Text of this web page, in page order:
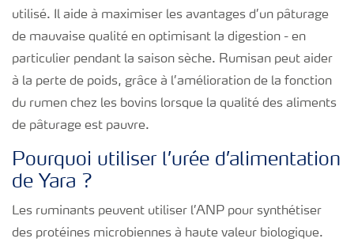
utilisé. Il aide à maximiser les avantages d’un pâturage
de mauvaise qualité en optimisant la digestion - en
particulier pendant la saison sèche. Rumisan peut aider
à la perte de poids, grâce à l’amélioration de la fonction
du rumen chez les bovins lorsque la qualité des aliments
de pâturage est pauvre.
Pourquoi utiliser l’urée d’alimentation
de Yara ?
Les ruminants peuvent utiliser l’ANP pour synthétiser
des protéines microbiennes à haute valeur biologique.